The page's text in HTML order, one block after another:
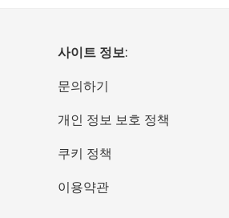
사이트 정보:
문의하기
개인 정보 보호 정책
쿠키 정책
이용약관